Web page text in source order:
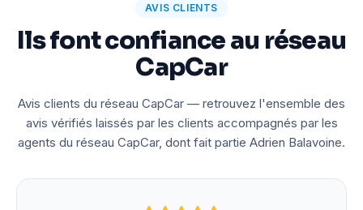
AVIS CLIENTS
Ils font confiance au réseau
CapCar
Avis clients du réseau CapCar — retrouvez l'ensemble des
avis vérifiés laissés par les clients accompagnés par les
agents du réseau CapCar, dont fait partie Adrien Balavoine.